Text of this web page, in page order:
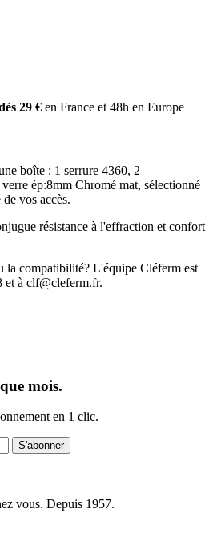
29 € en France et 48h en Europe
boîte : 1 serrure 4360, 2
ép:8mm Chromé mat, sélectionné
vos accès.
résistance à l'effraction et confort
la compatibilité? L'équipe Cléferm est
et à clf@cleferm.fr.
mois.
en 1 clic.
S'abonner
vous. Depuis 1957.